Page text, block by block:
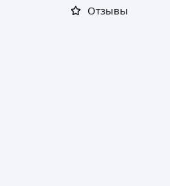
Отзывы